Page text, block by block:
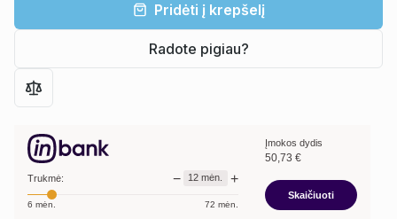
Pridėti į krepšelį
Radote pigiau?
Trukmė: − 12 mėn. +
6 mėn. 72 mėn.
Įmokos dydis
50,73 €
Skaičiuoti